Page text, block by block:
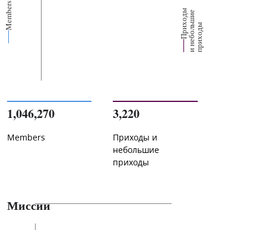
Members П
р
их
о
д
ы
и
н
е
б
о
ль
ш
ие
п
р
и
х
о
ды
1,046,270
Members
3,220
Приходы и
небольшие
приходы
Миссии